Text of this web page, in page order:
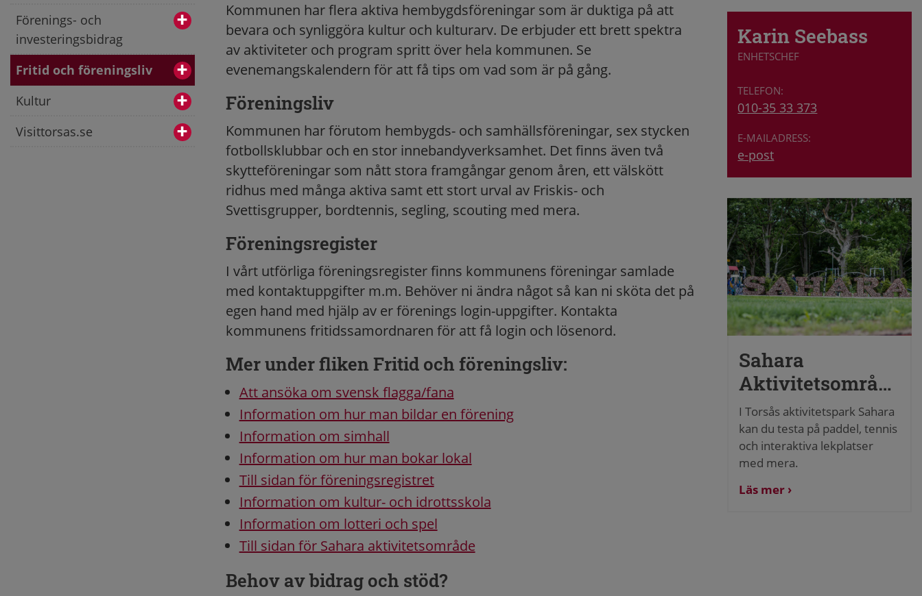
Förenings- och
investeringsbidrag
Fritid och föreningsliv
Kultur
Visittorsas.se
Kommunen har flera aktiva hembygdsföreningar som är duktiga på att
bevara och synliggöra kultur och kulturarv. De erbjuder ett brett spektra
av aktiviteter och program spritt över hela kommunen. Se
evenemangskalendern för att få tips om vad som är på gång.
Föreningsliv
Kommunen har förutom hembygds- och samhällsföreningar, sex stycken
fotbollsklubbar och en stor innebandyverksamhet. Det finns även två
skytteföreningar som nått stora framgångar genom åren, ett välskött
ridhus med många aktiva samt ett stort urval av Friskis- och
Svettisgrupper, bordtennis, segling, scouting med mera.
Föreningsregister
I vårt utförliga föreningsregister finns kommunens föreningar samlade
med kontaktuppgifter m.m. Behöver ni ändra något så kan ni sköta det på
egen hand med hjälp av er förenings login-uppgifter. Kontakta
kommunens fritidssamordnaren för att få login och lösenord.
Mer under fliken Fritid och föreningsliv:
Att ansöka om svensk flagga/fana
Information om hur man bildar en förening
Information om simhall
Information om hur man bokar lokal
Till sidan för föreningsregistret
Information om kultur- och idrottsskola
Information om lotteri och spel
Till sidan för Sahara aktivitetsområde
Behov av bidrag och stöd?
Karin Seebass
ENHETSCHEF
010-35 33 373
e-post
Sahara
Aktivitetsområde
I Torsås aktivitetspark Sahara
kan du testa på paddel, tennis
och interaktiva lekplatser
med mera.
Läs mer